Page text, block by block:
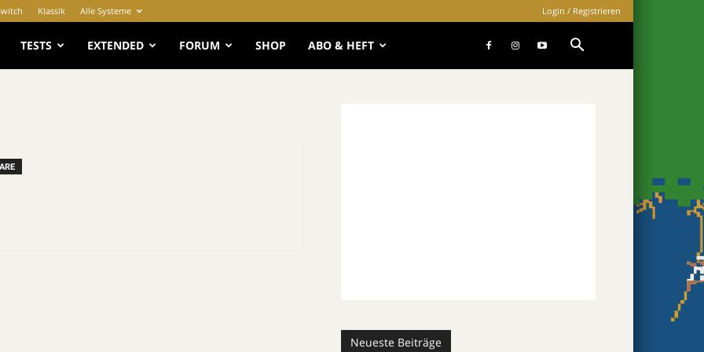
Klassik Alle Systeme Login / Registrieren
TESTS EXTENDED FORUM SHOP ABO & HEFT
Neueste Beiträge